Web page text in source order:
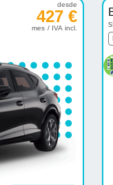
desde
427 €
mes / IVA incl.